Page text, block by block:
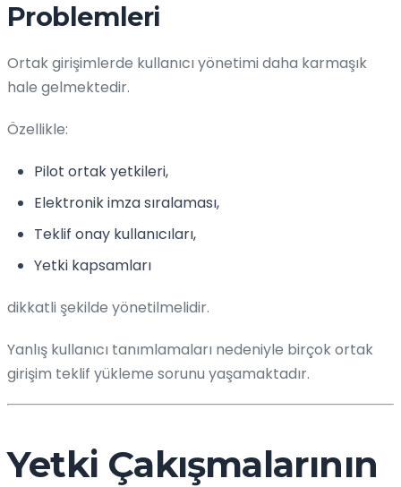
Problemleri
Ortak girişimlerde kullanıcı yönetimi daha karmaşık
hale gelmektedir.
Özellikle:
Pilot ortak yetkileri,
Elektronik imza sıralaması,
Teklif onay kullanıcıları,
Yetki kapsamları
dikkatli şekilde yönetilmelidir.
Yanlış kullanıcı tanımlamaları nedeniyle birçok ortak
girişim teklif yükleme sorunu yaşamaktadır.
Yetki Çakışmalarının